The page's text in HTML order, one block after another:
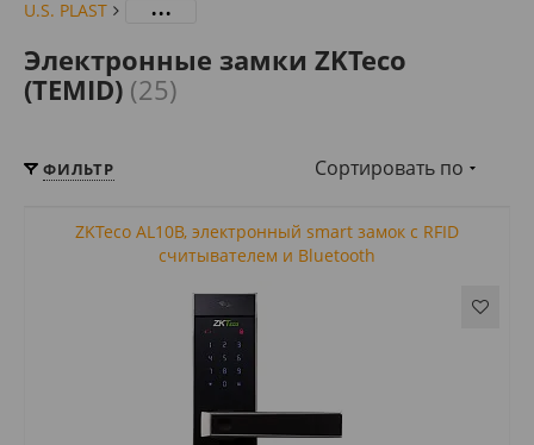
U.S. PLAST
Электронные замки ZKTeco
(TEMID) (25)
ФИЛЬТР Сортировать по
ZKTeco AL10B, электронный smart замок с RFID
считывателем и Bluetooth